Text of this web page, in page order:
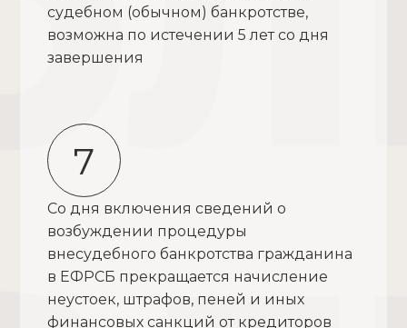
судебном (обычном) банкротстве,
возможна по истечении 5 лет со дня
завершения
7
Со дня включения сведений о
возбуждении процедуры
внесудебного банкротства гражданина
в ЕФРСБ прекращается начисление
неустоек, штрафов, пеней и иных
финансовых санкций от кредиторов